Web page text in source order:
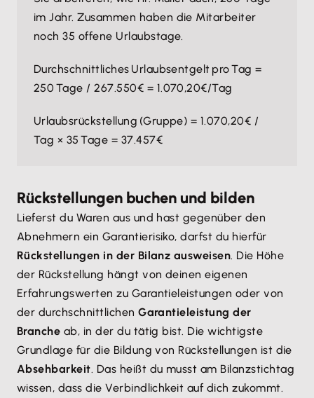
im Jahr. Zusammen haben die Mitarbeiter
noch 35 offene Urlaubstage.
Durchschnittliches Urlaubsentgelt pro Tag =
250 Tage / 267.550€ = 1.070,20€/Tag
Urlaubsrückstellung (Gruppe) = 1.070,20€ /
Tag × 35 Tage = 37.457€
Rückstellungen buchen und bilden
Lieferst du Waren aus und hast gegenüber den
Abnehmern ein Garantierisiko, darfst du hierfür
Rückstellungen in der Bilanz ausweisen. Die Höhe
der Rückstellung hängt von deinen eigenen
Erfahrungswerten zu Garantieleistungen oder von
der durchschnittlichenGarantieleistung der
Branche ab, in der du tätig bist. Die wichtigste
Grundlage für die Bildung von Rückstellungen ist die
Absehbarkeit. Das heißt du musst am Bilanzstichtag
wissen, dass die Verbindlichkeit auf dich zukommt.